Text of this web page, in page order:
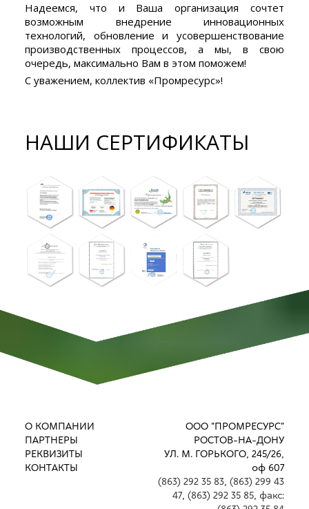
Надеемся, что и Ваша организация сочтет
возможным внедрение инновационных
технологий, обновление и усовершенствование
производственных процессов, а мы, в свою
очередь, максимально Вам в этом поможем!
С уважением, коллектив «Промресурс»!
НАШИ СЕРТИФИКАТЫ
О КОМПАНИИ
ПАРТНЕРЫ
РЕКВИЗИТЫ
КОНТАКТЫ
ООО "ПРОМРЕСУРС"
РОСТОВ-НА-ДОНУ
УЛ. М. ГОРЬКОГО, 245/26,
оф 607
(863) 292 35 83,(863) 299 43
47,(863) 292 35 85,факс: